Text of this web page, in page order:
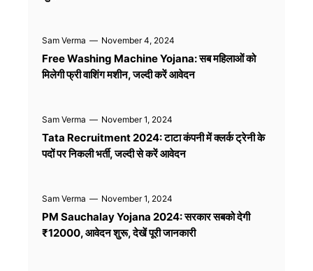
Sam Verma — November 4, 2024
Free Washing Machine Yojana: सब महिलाओं को
मिलेगी फ्री वाशिंग मशीन, जल्दी करें आवेदन
Sam Verma — November 1, 2024
Tata Recruitment 2024: टाटा कंपनी में क्लर्क ट्रेनी के
पदों पर निकली भर्ती, जल्दी से करें आवेदन
Sam Verma — November 1, 2024
PM Sauchalay Yojana 2024: सरकार सबको देगी
₹12000, आवेदन शुरू, देखें पूरी जानकारी